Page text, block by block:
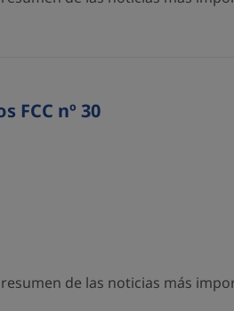
FCC nº 30
de las noticias más